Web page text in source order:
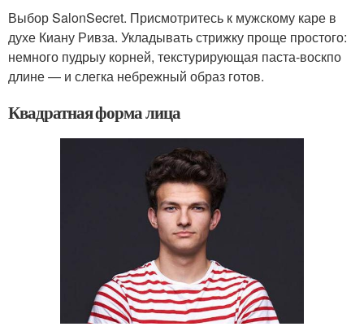
Выбор SalonSecret. Присмотритесь к мужскому каре в
духе Киану Ривза. Укладывать стрижку проще простого:
немного пудрыу корней, текстурирующая паста-воскпо
длине — и слегка небрежный образ готов.
Квадратная форма лица